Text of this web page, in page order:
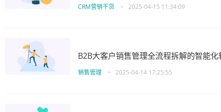
CRM营销干货 • 2025-04-15 11:34:09
B2B大客户销售管理全流程拆解的智能
销售管理 • 2025-04-14 17:25:55